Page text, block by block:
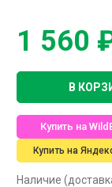
1 560
В
Купить на
Купить на
Наличие